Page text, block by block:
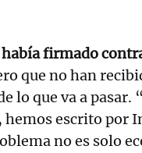
había firmado
que no han
lo que va a pasar.
hemos escrito por
no es solo